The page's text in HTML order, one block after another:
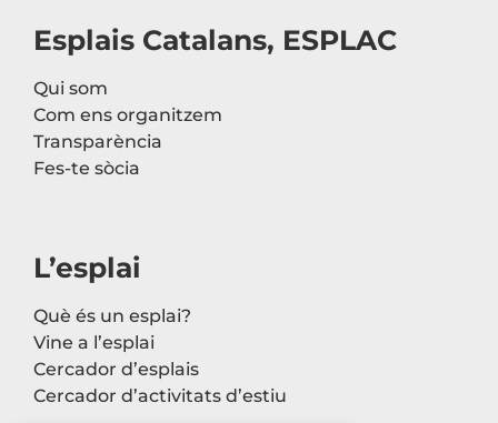
Esplais Catalans, ESPLAC
Qui som
Com ens organitzem
Transparència
Fes-te sòcia
L’esplai
Què és un esplai?
Vine a l’esplai
Cercador d’esplais
Cercador d’activitats d’estiu